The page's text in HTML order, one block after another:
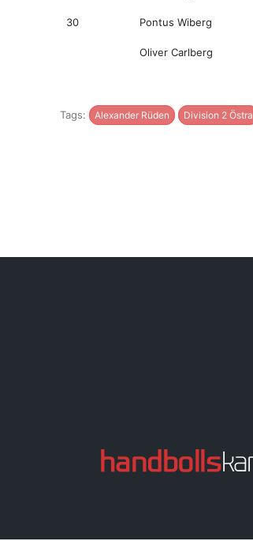
30 Pontus Wiberg
Oliver Carlberg
Tags: Alexander Rüden Division 2 Östra